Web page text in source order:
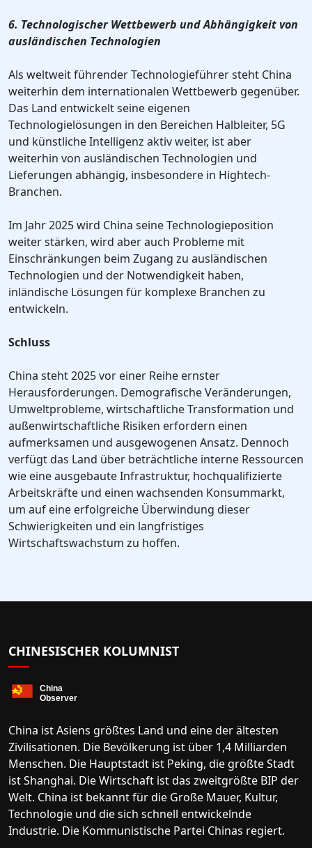
6. Technologischer Wettbewerb und Abhängigkeit von
ausländischen Technologien
Als weltweit führender Technologieführer steht China
weiterhin dem internationalen Wettbewerb gegenüber.
Das Land entwickelt seine eigenen
Technologielösungen in den Bereichen Halbleiter, 5G
und künstliche Intelligenz aktiv weiter, ist aber
weiterhin von ausländischen Technologien und
Lieferungen abhängig, insbesondere in Hightech-
Branchen.
Im Jahr 2025 wird China seine Technologieposition
weiter stärken, wird aber auch Probleme mit
Einschränkungen beim Zugang zu ausländischen
Technologien und der Notwendigkeit haben,
inländische Lösungen für komplexe Branchen zu
entwickeln.
Schluss
China steht 2025 vor einer Reihe ernster
Herausforderungen. Demografische Veränderungen,
Umweltprobleme, wirtschaftliche Transformation und
außenwirtschaftliche Risiken erfordern einen
aufmerksamen und ausgewogenen Ansatz. Dennoch
verfügt das Land über beträchtliche interne Ressourcen
wie eine ausgebaute Infrastruktur, hochqualifizierte
Arbeitskräfte und einen wachsenden Konsummarkt,
um auf eine erfolgreiche Überwindung dieser
Schwierigkeiten und ein langfristiges
Wirtschaftswachstum zu hoffen.
CHINESISCHER KOLUMNIST
China ist Asiens größtes Land und eine der ältesten
Zivilisationen. Die Bevölkerung ist über 1,4 Milliarden
Menschen. Die Hauptstadt ist Peking, die größte Stadt
ist Shanghai. Die Wirtschaft ist das zweitgrößte BIP der
Welt. China ist bekannt für die Große Mauer, Kultur,
Technologie und die sich schnell entwickelnde
Industrie. Die Kommunistische Partei Chinas regiert.